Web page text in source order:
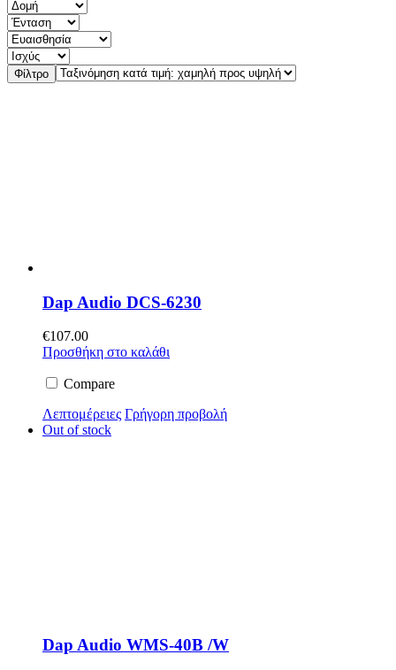
Φίλτρο
Dap Audio DCS-6230
€107.00
Προσθήκη στο καλάθι
Compare
Λεπτομέρειες Γρήγορη προβολή
Out of stock
Dap Audio WMS-40B /W